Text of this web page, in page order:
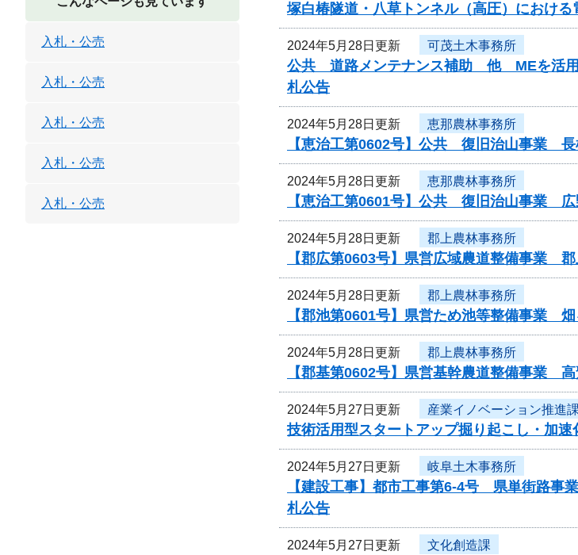
塚白椿隧道・八草トンネル（高圧）におけ
2024年5月28日更新 可茂土木事務所
公共 道路メンテナンス補助 他 MEを活用
札公告
2024年5月28日更新 恵那農林事務所
【恵治工第0602号】公共 復旧治山事業
2024年5月28日更新 恵那農林事務所
【恵治工第0601号】公共 復旧治山事業
2024年5月28日更新 郡上農林事務所
【郡広第0603号】県営広域農道整備事業
2024年5月28日更新 郡上農林事務所
【郡池第0601号】県営ため池等整備事業
2024年5月28日更新 郡上農林事務所
【郡基第0602号】県営基幹農道整備事業
2024年5月27日更新 産業イノベーション推進課
技術活用型スタートアップ掘り起こし・加
2024年5月27日更新 岐阜土木事務所
【建設工事】都市工事第6-4号 県単街路事
札公告
2024年5月27日更新 文化創造課
入札・公売
入札・公売
入札・公売
入札・公売
入札・公売